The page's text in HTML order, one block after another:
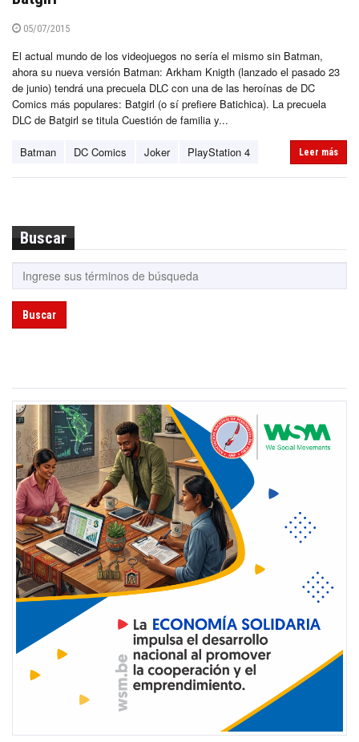
05/07/2015
El actual mundo de los videojuegos no sería el mismo sin Batman,
ahora su nueva versión Batman: Arkham Knigth (lanzado el pasado 23
de junio) tendrá una precuela DLC con una de las heroínas de DC
Comics más populares: Batgirl (o sí prefiere Batichica). La precuela
DLC de Batgirl se titula Cuestión de familia y...
Batman DC Comics Joker PlayStation 4 Leer más
Buscar
Buscar